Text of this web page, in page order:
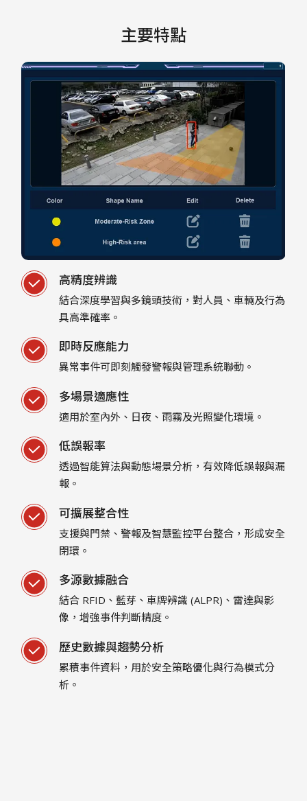
主要特點
高精度辨識
結合深度學習與多鏡頭技術，對人員、車輛及行為
具高準確率。
即時反應能力
異常事件可即刻觸發警報與管理系統聯動。
多場景適應性
適用於室內外、日夜、雨霧及光照變化環境。
低誤報率
透過智能算法與動態場景分析，有效降低誤報與漏
報。
可擴展整合性
支援與門禁、警報及智慧監控平台整合，形成安全
閉環。
多源數據融合
結合 RFID、藍芽、車牌辨識 (ALPR)、雷達與影
像，增強事件判斷精度。
歷史數據與趨勢分析
累積事件資料，用於安全策略優化與行為模式分
析。